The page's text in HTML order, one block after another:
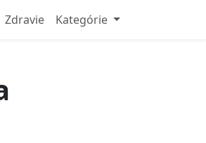
Zdravie Kategórie